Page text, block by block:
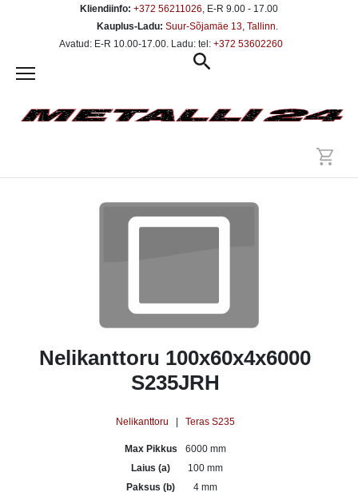
Kliendiinfo: +372 56211026, E-R 9.00 - 17.00
Kauplus-Ladu: Suur-Sõjamäe 13, Tallinn.
Avatud: E-R 10.00-17.00. Ladu: tel: +372 53602260
Nelikanttoru 100x60x4x6000
S235JRH
Nelikanttoru Teras S235
Max Pikkus
6000 mm
Laius (a)
100 mm
Paksus (b)
4 mm